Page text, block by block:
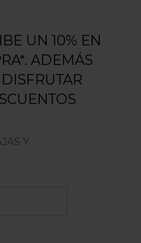
UN 10% EN
ADEMÁS
Y